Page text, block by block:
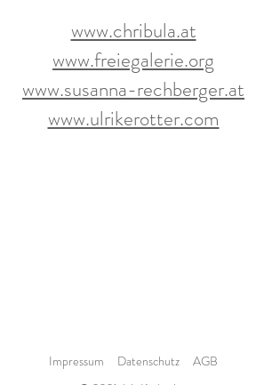
www.chribula.at
www.freiegalerie.org
www.susanna-rechberger.at
​​www.ulrikerotter.com
Impressum Datenschutz
AGB